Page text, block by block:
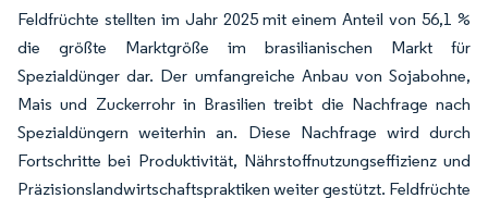
Feldfrüchte stellten im Jahr 2025 mit einem Anteil von 56,1 %
die größte Marktgröße im brasilianischen Markt für
Spezialdünger dar. Der umfangreiche Anbau von Sojabohne,
Mais und Zuckerrohr in Brasilien treibt die Nachfrage nach
Spezialdüngern weiterhin an. Diese Nachfrage wird durch
Fortschritte bei Produktivität, Nährstoffnutzungseffizienz und
Präzisionslandwirtschaftspraktiken weiter gestützt. Feldfrüchte